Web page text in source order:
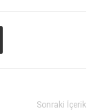
Sonraki İçerik